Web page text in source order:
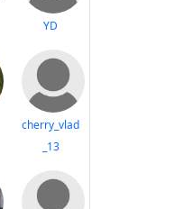
YD
cherry_vlad
_13